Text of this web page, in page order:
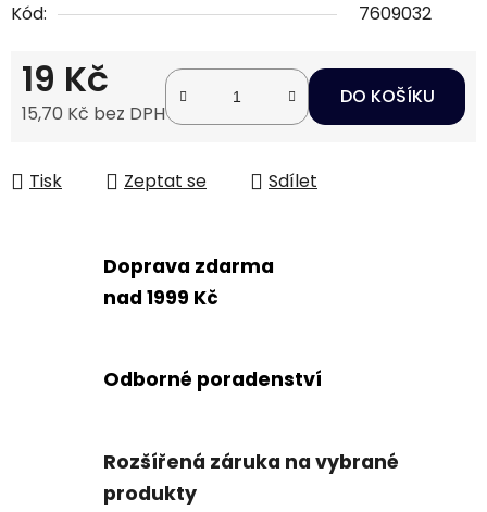
Kód:
7609032
19 Kč
15,70 Kč bez DPH
DO KOŠÍKU
Tisk Zeptat se Sdílet
Doprava zdarma
nad 1999 Kč
Odborné poradenství
Rozšířená záruka na vybrané
produkty